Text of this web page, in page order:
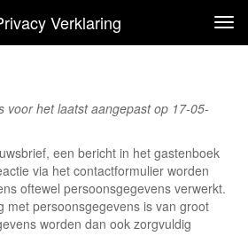
Verklaring
voor het laatst aangepast op 17-05-
een bericht in het gastenboek
via het contactformulier worden
oftewel persoonsgegevens verwerkt.
met persoonsgegevens is van groot
worden dan ook zorgvuldig